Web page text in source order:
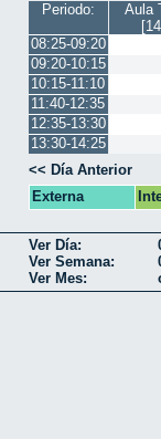
Periodo:
Aula
08:25-09:20
09:20-10:15
10:15-11:10
11:40-12:35
12:35-13:30
13:30-14:25
<< Día Anterior
Externa
Ver Día:
Ver Semana:
Ver Mes: